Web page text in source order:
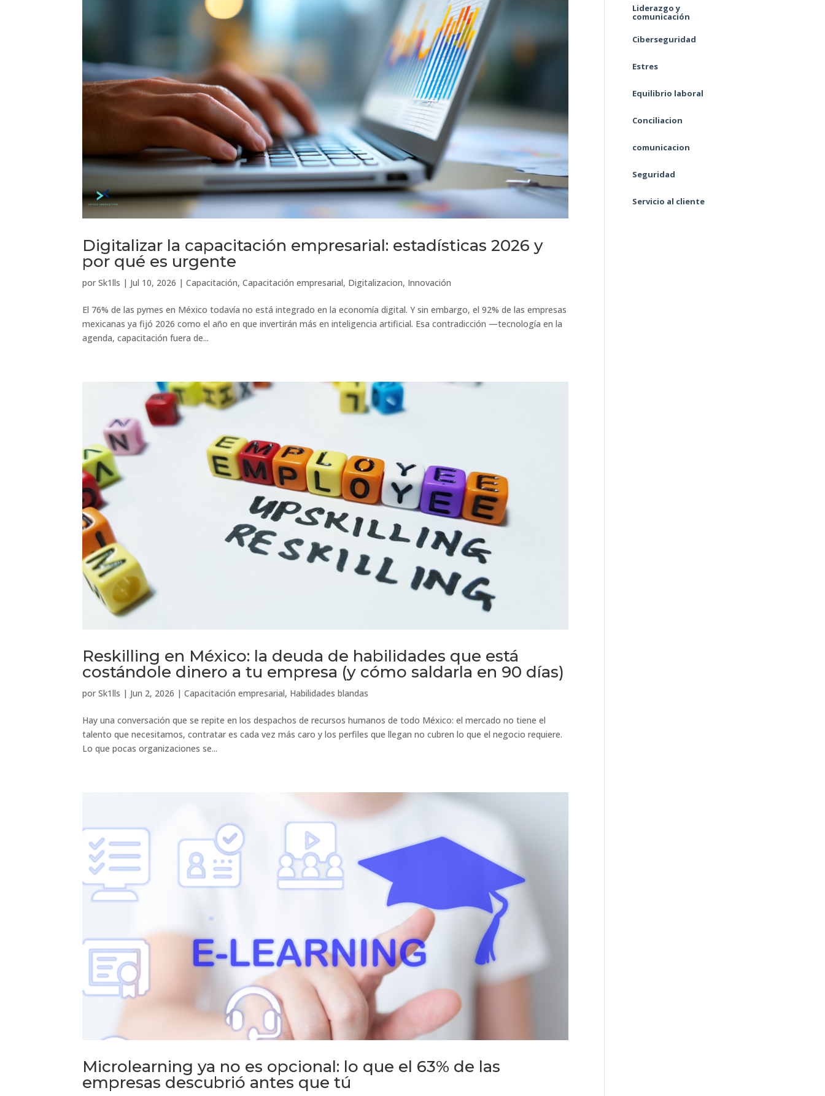
Digitalizar la capacitación empresarial: estadísticas 2026 y
por qué es urgente
porSk1lls | Jul 10, 2026 |Capacitación,Capacitación empresarial, Digitalizacion, Innovación
El 76% de las pymes en México todavía no está integrado en la economía digital. Y sin embargo, el 92% de las empresas
mexicanas ya fijó 2026 como el año en que invertirán más en inteligencia artificial. Esa contradicción —tecnología en la
agenda, capacitación fuera de...
Reskilling en México: la deuda de habilidades que está
costándole dinero a tu empresa (y cómo saldarla en 90 días)
porSk1lls | Jun 2, 2026 |Capacitación empresarial, Habilidades blandas
Hay una conversación que se repite en los despachos de recursos humanos de todo México: el mercado no tiene el
talento que necesitamos, contratar es cada vez más caro y los perfiles que llegan no cubren lo que el negocio requiere.
Lo que pocas organizaciones se...
Microlearning ya no es opcional: lo que el 63% de las
empresas descubrió antes que tú
Liderazgo y
comunicación
Ciberseguridad
Estres
Equilibrio laboral
Conciliacion
comunicacion
Seguridad
Servicio al cliente